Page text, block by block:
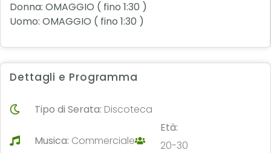
Donna: OMAGGIO ( fino 1:30 )
Uomo: OMAGGIO ( fino 1:30 )
Dettagli e Programma
Tipo di Serata: Discoteca
Musica: Commerciale
Età:
20-30